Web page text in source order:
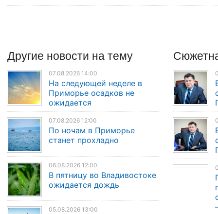
Другие новости на тему
07.08.2026 14:00
На следующей неделе в
Приморье осадков не
ожидается
07.08.2026 12:00
По ночам в Приморье
станет прохладно
06.08.2026 12:00
В пятницу во Владивостоке
ожидается дождь
05.08.2026 13:00